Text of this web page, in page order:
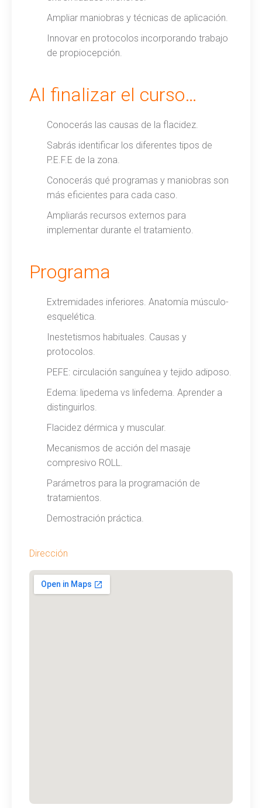
Ampliar maniobras y técnicas de aplicación.
Innovar en protocolos incorporando trabajo
de propiocepción.
Al finalizar el curso…
Conocerás las causas de la flacidez.
Sabrás identificar los diferentes tipos de
P.E.F.E de la zona.
Conocerás qué programas y maniobras son
más eficientes para cada caso.
Ampliarás recursos externos para
implementar durante el tratamiento.
Programa
Extremidades inferiores. Anatomía músculo-
esquelética.
Inestetismos habituales. Causas y
protocolos.
PEFE: circulación sanguínea y tejido adiposo.
Edema: lipedema vs linfedema. Aprender a
distinguirlos.
Flacidez dérmica y muscular.
Mecanismos de acción del masaje
compresivo ROLL.
Parámetros para la programación de
tratamientos.
Demostración práctica.
Dirección